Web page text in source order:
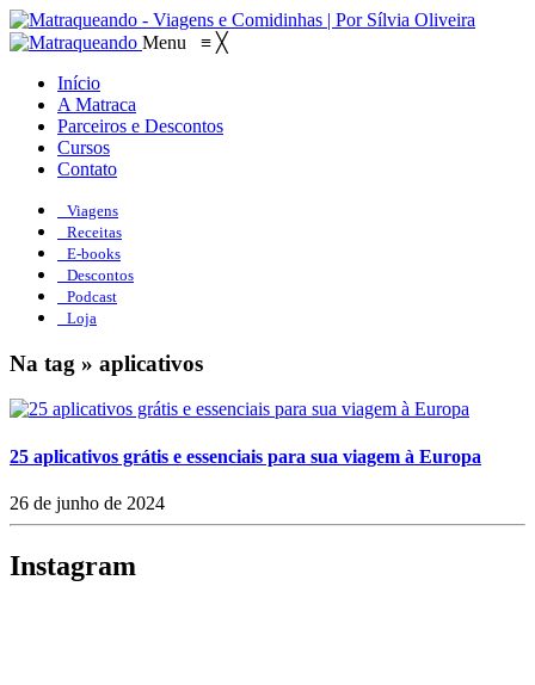
Menu ≡ ╳
Início
A Matraca
Parceiros e Descontos
Cursos
Contato
Viagens
Receitas
E-books
Descontos
Podcast
Loja
Na tag » aplicativos
25 aplicativos grátis e essenciais para sua viagem à Europa
26 de junho de 2024
Instagram